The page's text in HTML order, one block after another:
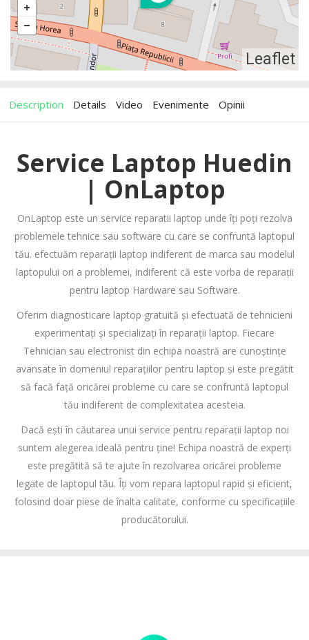
Leaflet
Description Details Video Evenimente Opinii
Service Laptop Huedin
| OnLaptop
OnLaptop este un service reparatii laptop unde îți poți rezolva
problemele tehnice sau software cu care se confruntă laptopul
tău. efectuăm reparații laptop indiferent de marca sau modelul
laptopului ori a problemei, indiferent că este vorba de reparații
pentru laptop Hardware sau Software.
Oferim diagnosticare laptop gratuită și efectuată de tehnicieni
experimentați și specializați în reparații laptop. Fiecare
Tehnician sau electronist din echipa noastră are cunoștințe
avansate în domeniul reparațiilor pentru laptop și este pregătit
să facă față oricărei probleme cu care se confruntă laptopul
tău indiferent de complexitatea acesteia.
Dacă ești în căutarea unui service pentru reparații laptop noi
suntem alegerea ideală pentru ține! Echipa noastră de experți
este pregătită să te ajute în rezolvarea oricărei probleme
legate de laptopul tău. Îți vom repara laptopul rapid și eficient,
folosind doar piese de înalta calitate, conforme cu specificațiile
producătorului.